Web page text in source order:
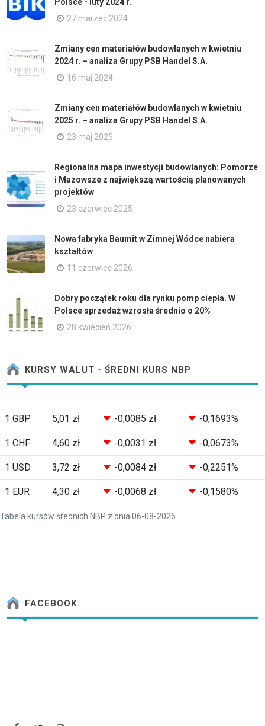
27 marzec 2024
Zmiany cen materiałów budowlanych w kwietniu
2024 r. – analiza Grupy PSB Handel S.A.
16 maj 2024
Zmiany cen materiałów budowlanych w kwietniu
2025 r. – analiza Grupy PSB Handel S.A.
23 maj 2025
Regionalna mapa inwestycji budowlanych: Pomorze
i Mazowsze z największą wartością planowanych
projektów
23 czerwiec 2025
Nowa fabryka Baumit w Zimnej Wódce nabiera
kształtów
11 czerwiec 2026
Dobry początek roku dla rynku pomp ciepła. W
Polsce sprzedaż wzrosła średnio o 20%
28 kwiecień 2026
KURSY WALUT - ŚREDNI KURS NBP
Tabela kursów średnich NBP z dnia 06-08-2026
1 GBP 5,01 zł -0,0085 zł -0,1693%
1 CHF 4,60 zł -0,0031 zł -0,0673%
1 USD 3,72 zł -0,0084 zł -0,2251%
1 EUR 4,30 zł -0,0068 zł -0,1580%
FACEBOOK